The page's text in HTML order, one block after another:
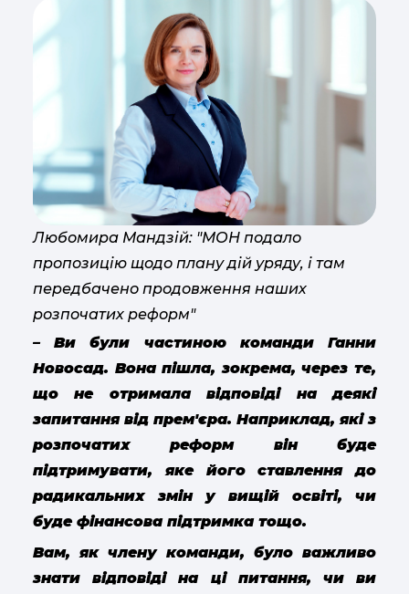
Любомира Мандзій: "МОН подало
пропозицію щодо плану дій уряду, і там
передбачено продовження наших
розпочатих реформ"
–Ви були частиною команди Ганни
Новосад. Вона пішла, зокрема, через те,
що не отримала відповіді на деякі
запитання від прем'єра. Наприклад, які з
розпочатих реформ він буде
підтримувати, яке його ставлення до
радикальних змін у вищій освіті, чи
буде фінансова підтримка тощо.
Вам, як члену команди, було важливо
знати відповіді на ці питання, чи ви